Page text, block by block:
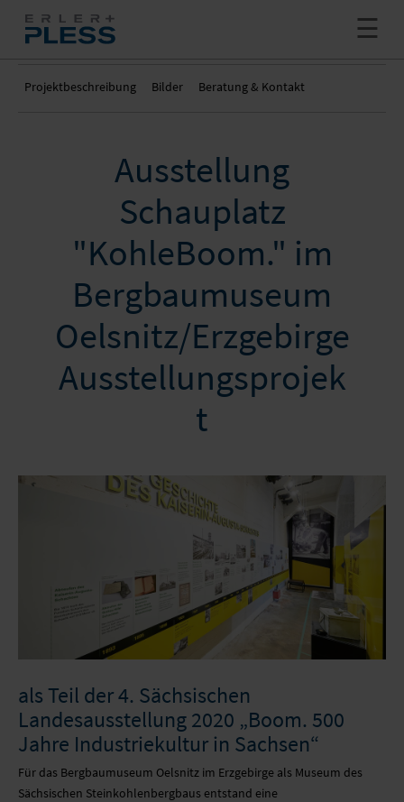
GROSSFOTOS & GROSSDIAS
WABENKARTONPLATTE
INKJET-PRINTS
GLASDRUCK
KLEBEFOLIEN
LEUCHTKÄSTEN
TEXTILSPANNRAHMEN
FULFILLMENT
UNTERNEHMEN
SUPPORT CENTER
NACHHALTIGKEIT
NEWSLETTER
SUCHE
JETZT ANFRAGEN
UNTERNEHMEN
STELLENANGEBOTE
NEWSLETTER
Projekt­beschreibung Bilder Beratung & Kontakt
Ausstellung
Schauplatz
"KohleBoom." im
Bergbaumuseum
Oelsnitz/Erzgebirge
Ausstellungsprojek
t
als Teil der 4. Sächsischen
Landesausstellung 2020 „Boom. 500
Jahre Industriekultur in Sachsen“
Für das Bergbaumuseum Oelsnitz im Erzgebirge als Museum des
Sächsischen Steinkohlenbergbaus entstand eine